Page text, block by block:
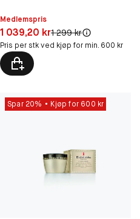
Medlemspris
Pris: 1 039,20 kr
1 039,20 krOriginal pris:
1 299 kr
Pris per stk ved kjøp for min. 600 kr
Spar 20% Kjøp for 600 kr